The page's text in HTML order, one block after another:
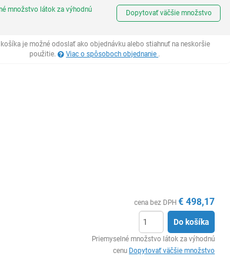
Ks
množstvo látok za výhodnú
Dopytovať väčšie množstvo
je možné odoslať ako objednávku alebo stiahnuť na neskoršie
použitie.
Viac o spôsoboch objednanie .
cena bez DPH € 498,17
Do košíka
Priemyselné množstvo látok za výhodnú
cenu Dopytovať väčšie množstvo